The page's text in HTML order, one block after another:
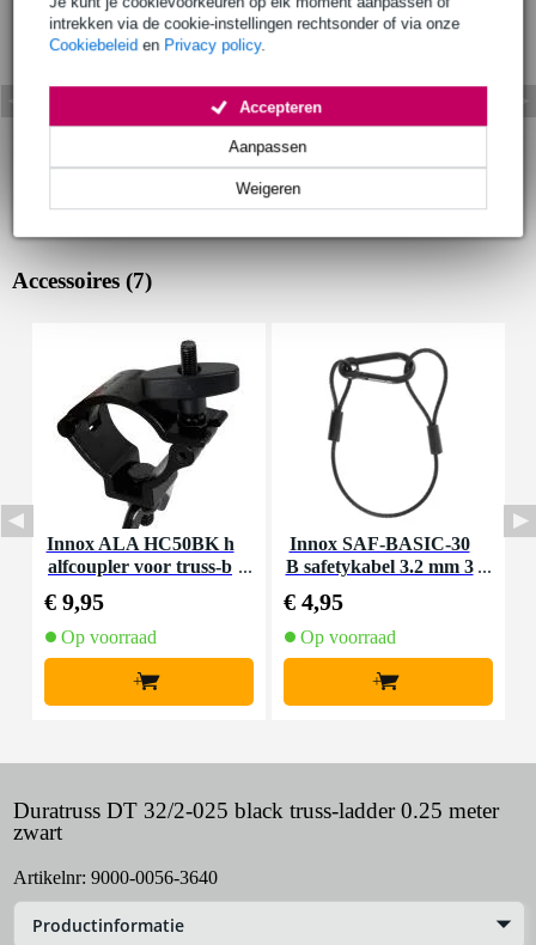
intrekken via de cookie-instellingen rechtsonder of via onze
Cookiebeleid en Privacy policy.
Weigeren
Aanpassen
Accepteren
Accessoires (7)
Innox ALA HC50BK h
alfcoupler voor truss-b
€ 9,95
Op voorraad
+
Innox SAF-BASIC-30
B safetykabel 3.2 mm 3
€ 4,95
Op voorraad
+
Duratruss DT 32/2-025 black truss-ladder 0.25 meter
zwart
Artikelnr: 9000-0056-3640
Productinformatie